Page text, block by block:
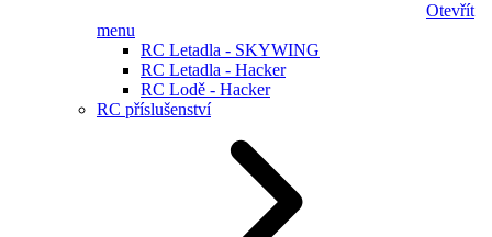
Otevřít
menu
RC Letadla - SKYWING
RC Letadla - Hacker
RC Lodě - Hacker
RC příslušenství